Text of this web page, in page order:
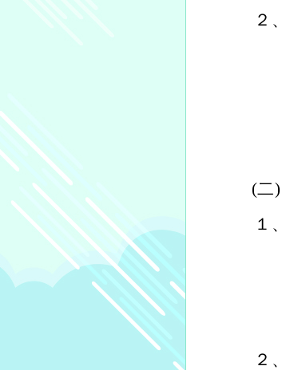
２、
(二)
１、
２、